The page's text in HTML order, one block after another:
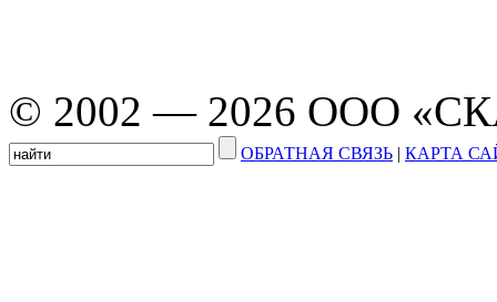
© 2002 — 2026 ООО
ОБРАТНАЯ СВЯЗЬ | КАРТА